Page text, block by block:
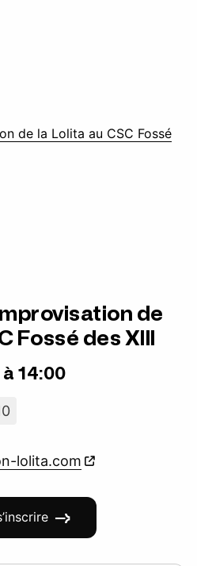
de la Lolita au CSC Fossé
de
Fossé des XIII
14:00
lolita.com